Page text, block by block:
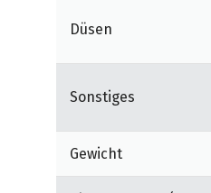
Düsen
Sonstiges
Gewicht